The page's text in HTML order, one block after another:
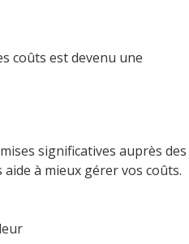
coûts est devenu une
significatives auprès des
à mieux gérer vos coûts.